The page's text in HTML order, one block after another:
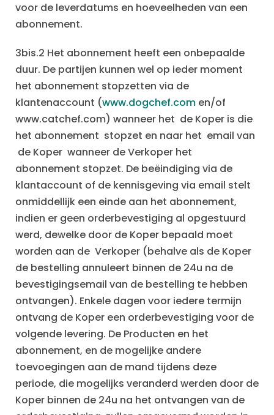
voor de leverdatums en hoeveelheden van een
abonnement.
3bis.2 Het abonnement heeft een onbepaalde
duur. De partijen kunnen wel op ieder moment
het abonnement stopzetten via de
klantenaccount (www.dogchef.com en/of
www.catchef.com) wanneer het de Koper is die
het abonnement stopzet en naar het email van
de Koper wanneer de Verkoper het
abonnement stopzet. De beëindiging via de
klantaccount of de kennisgeving via email stelt
onmiddellijk een einde aan het abonnement,
indien er geen orderbevestiging al opgestuurd
werd, dewelke door de Koper bepaald moet
worden aan de Verkoper (behalve als de Koper
de bestelling annuleert binnen de 24u na de
bevestigingsemail van de bestelling te hebben
ontvangen). Enkele dagen voor iedere termijn
ontvang de Koper een orderbevestiging voor de
volgende levering. De Producten en het
abonnement, en de mogelijke andere
toevoegingen aan de mand tijdens deze
periode, die mogelijks veranderd werden door de
Koper binnen de 24u na het ontvangen van de